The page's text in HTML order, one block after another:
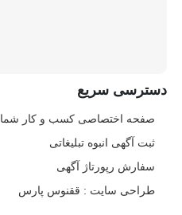
دسترسی سریع
صفحه اختصاصی کسب و کار شما
ثبت آگهی انبوه تبلیغاتی
سفارش رپورتاژ آگهی
طراحی سایت : ققنوس پارس